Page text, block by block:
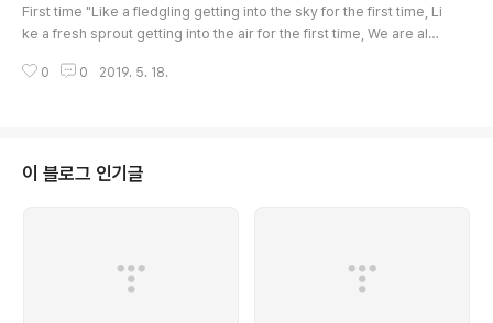
First time "Like a fledgling getting into the sky for the first time, Li
ke a fresh sprout getting into the air for the first time, We are alw
e a morning, like a spring, like the beginning." Life is the perpetua
0 0 2019. 5. 18.
이 블로그 인기글